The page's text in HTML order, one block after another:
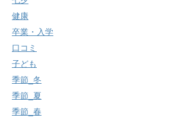
健康
卒業・入学
口コミ
子ども
季節_冬
季節_夏
季節_春